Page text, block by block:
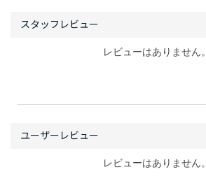
レビューはありません。
レビューはありません。